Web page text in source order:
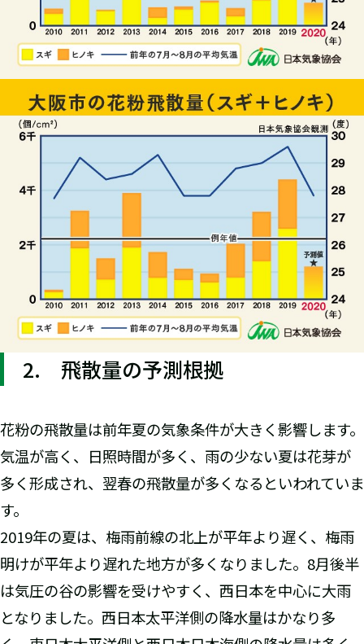
2. 飛散量の予測根拠
花粉の飛散量は前年夏の気象条件が大きく影響します。
気温が高く、日照時間が多く、雨の少ない夏は花芽が
多く形成され、翌春の飛散量が多くなるといわれていま
す。
2019年の夏は、梅雨前線の北上が平年より遅く、梅雨
明けが平年より遅れた地方が多くなりました。8月後半
は気圧の谷の影響を受けやすく、西日本を中心に大雨
となりました。西日本太平洋側の降水量はかなり多